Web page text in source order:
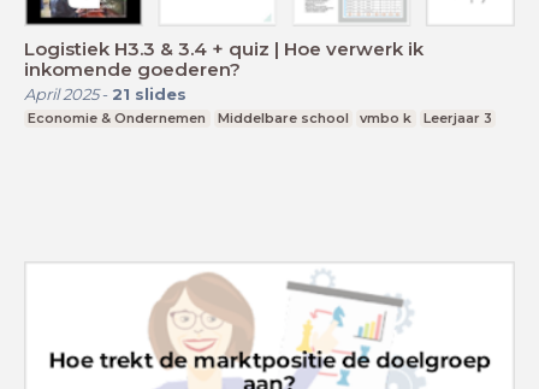
Logistiek H3.3 & 3.4 + quiz | Hoe verwerk ik
inkomende goederen?
April 2025- 21 slides
Economie & Ondernemen Middelbare school vmbo k Leerjaar 3